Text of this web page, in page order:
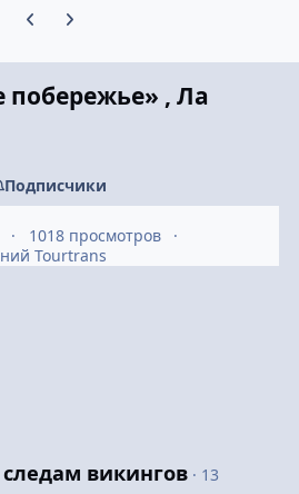
Предыдущий слайд карусели
Следующий слайд карусели
побережье» , Ла
Подписчики
1018 просмотров
Tourtrans
викингов · 13